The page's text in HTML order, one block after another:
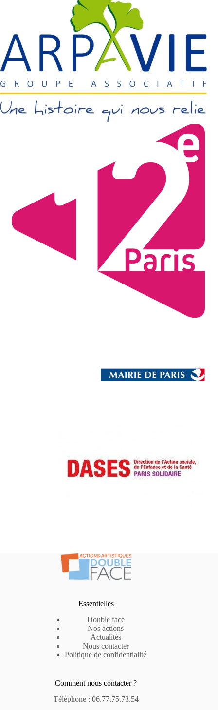
Essentielles
Double face
Nos actions
Actualités
Nous contacter
Politique de confidentialité
Comment nous contacter ?
Téléphone : 06.77.75.73.54